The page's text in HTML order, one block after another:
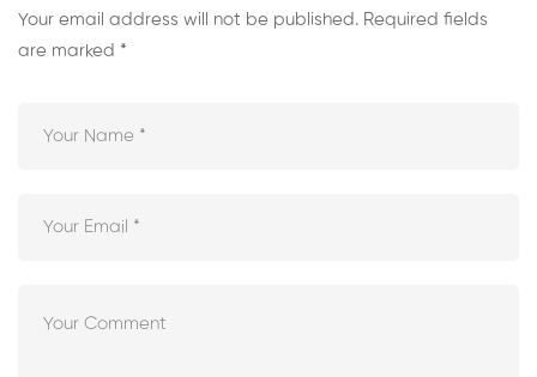
Your email address will not be published. Required fields
are marked *